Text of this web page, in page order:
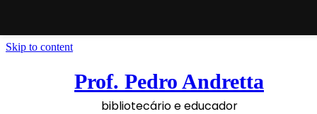
Skip to content
Prof. Pedro Andretta
bibliotecário e educador